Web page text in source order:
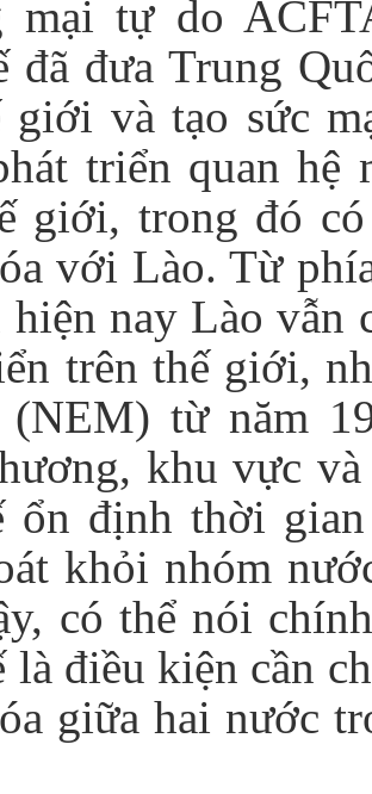
mại tự do
đã đưa Trung
giới và tạo sức
triển quan hệ
giới, trong đó
với Lào. Từ
hiện nay Lào vẫn
trên thế giới,
từ năm
khu vực
ổn định thời
khỏi nhóm
có thể nói
là điều kiện cần
giữa hai nước